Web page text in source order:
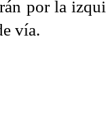
por la
vía.